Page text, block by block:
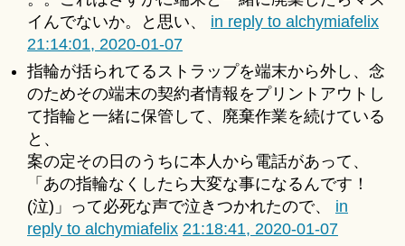
イんでないか。と思い、 in reply to alchymiafelix
21:14:01, 2020-01-07
指輪が括られてるストラップを端末から外し、念
のためその端末の契約者情報をプリントアウトし
て指輪と一緒に保管して、廃棄作業を続けている
と、
案の定その日のうちに本人から電話があって、
「あの指輪なくしたら大変な事になるんです！
(泣)」って必死な声で泣きつかれたので、 in
reply to alchymiafelix 21:18:41, 2020-01-07